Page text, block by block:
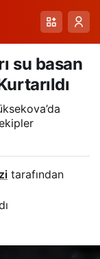
su basan
tarafından
Paylaş